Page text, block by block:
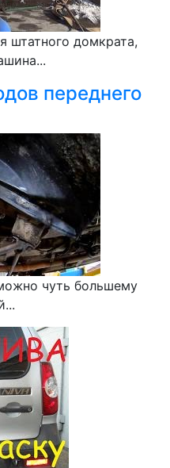
штатного домкрата,
переднего
чуть большему